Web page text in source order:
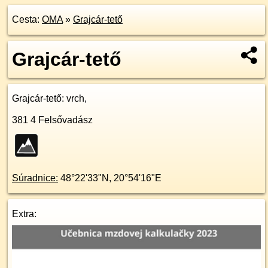
Cesta: OMA» Grajcár-tető
Grajcár-tető
Grajcár-tető: vrch,
381 4 Felsővadász
Súradnice: 48°22'33"N , 20°54'16"E
Extra: